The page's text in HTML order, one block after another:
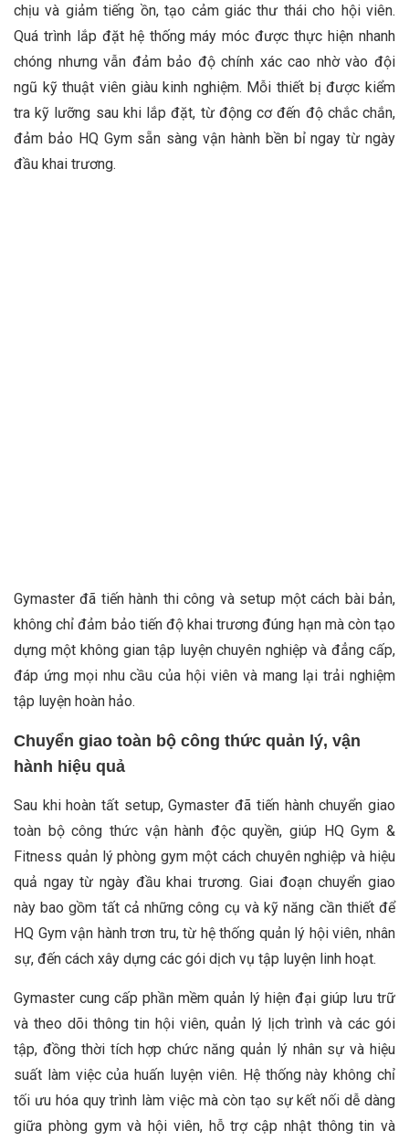
chịu và giảm tiếng ồn, tạo cảm giác thư thái cho hội viên.
Quá trình lắp đặt hệ thống máy móc được thực hiện nhanh
chóng nhưng vẫn đảm bảo độ chính xác cao nhờ vào đội
ngũ kỹ thuật viên giàu kinh nghiệm. Mỗi thiết bị được kiểm
tra kỹ lưỡng sau khi lắp đặt, từ động cơ đến độ chắc chắn,
đảm bảo HQ Gym sẵn sàng vận hành bền bỉ ngay từ ngày
đầu khai trương.
Gymaster đã tiến hành thi công và setup một cách bài bản,
không chỉ đảm bảo tiến độ khai trương đúng hạn mà còn tạo
dựng một không gian tập luyện chuyên nghiệp và đẳng cấp,
đáp ứng mọi nhu cầu của hội viên và mang lại trải nghiệm
tập luyện hoàn hảo.
Chuyển giao toàn bộ công thức quản lý, vận
hành hiệu quả
Sau khi hoàn tất setup, Gymaster đã tiến hành chuyển giao
toàn bộ công thức vận hành độc quyền, giúp HQ Gym &
Fitness quản lý phòng gym một cách chuyên nghiệp và hiệu
quả ngay từ ngày đầu khai trương. Giai đoạn chuyển giao
này bao gồm tất cả những công cụ và kỹ năng cần thiết để
HQ Gym vận hành trơn tru, từ hệ thống quản lý hội viên, nhân
sự, đến cách xây dựng các gói dịch vụ tập luyện linh hoạt.
Gymaster cung cấp phần mềm quản lý hiện đại giúp lưu trữ
và theo dõi thông tin hội viên, quản lý lịch trình và các gói
tập, đồng thời tích hợp chức năng quản lý nhân sự và hiệu
suất làm việc của huấn luyện viên. Hệ thống này không chỉ
tối ưu hóa quy trình làm việc mà còn tạo sự kết nối dễ dàng
giữa phòng gym và hội viên, hỗ trợ cập nhật thông tin và